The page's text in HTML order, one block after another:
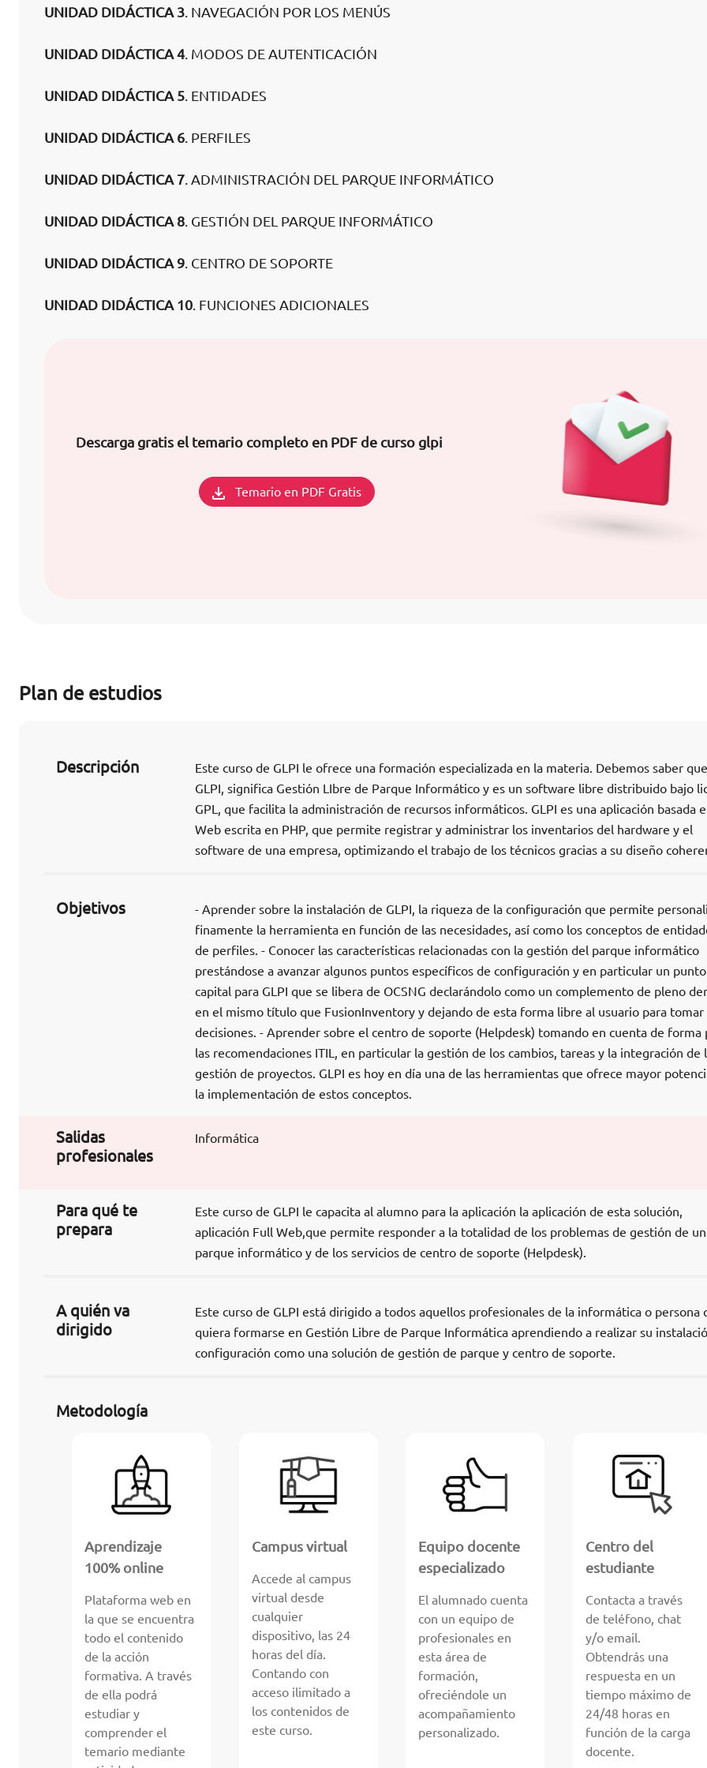
UNIDAD DIDÁCTICA 3. NAVEGACIÓN POR LOS MENÚS
UNIDAD DIDÁCTICA 4. MODOS DE AUTENTICACIÓN
UNIDAD DIDÁCTICA 5. ENTIDADES
UNIDAD DIDÁCTICA 6. PERFILES
UNIDAD DIDÁCTICA 7. ADMINISTRACIÓN DEL PARQUE INFORMÁTICO
UNIDAD DIDÁCTICA 8. GESTIÓN DEL PARQUE INFORMÁTICO
UNIDAD DIDÁCTICA 9. CENTRO DE SOPORTE
UNIDAD DIDÁCTICA 10. FUNCIONES ADICIONALES
Descarga gratis el temario completo en PDF de curso glpi
Temario en PDF Gratis
Plan de estudios
Descripción
Este curso de GLPI le ofrece una formación especializada en la materia. Debemos saber que
GLPI, significa Gestión LIbre de Parque Informático y es un software libre distribuido bajo
GPL, que facilita la administración de recursos informáticos. GLPI es una aplicación basada
Web escrita en PHP, que permite registrar y administrar los inventarios del hardware y el
software de una empresa, optimizando el trabajo de los técnicos gracias a su diseño
Objetivos
- Aprender sobre la instalación de GLPI, la riqueza de la configuración que permite
finamente la herramienta en función de las necesidades, así como los conceptos de
de perfiles. - Conocer las características relacionadas con la gestión del parque informático
prestándose a avanzar algunos puntos específicos de configuración y en particular un punto
capital para GLPI que se libera de OCSNG declarándolo como un complemento de pleno
en el mismo título que FusionInventory y dejando de esta forma libre al usuario para tomar
decisiones. - Aprender sobre el centro de soporte (Helpdesk) tomando en cuenta de forma
las recomendaciones ITIL, en particular la gestión de los cambios, tareas y la integración de
gestión de proyectos. GLPI es hoy en día una de las herramientas que ofrece mayor
la implementación de estos conceptos.
Salidas
profesionales
Informática
Para qué te
prepara
Este curso de GLPI le capacita al alumno para la aplicación la aplicación de esta solución,
aplicación Full Web,que permite responder a la totalidad de los problemas de gestión de un
parque informático y de los servicios de centro de soporte (Helpdesk).
A quién va
dirigido
Este curso de GLPI está dirigido a todos aquellos profesionales de la informática o persona
quiera formarse en Gestión Libre de Parque Informática aprendiendo a realizar su
configuración como una solución de gestión de parque y centro de soporte.
Metodología
Aprendizaje
100% online
Plataforma web en
la que se encuentra
todo el contenido
de la acción
formativa. A través
de ella podrá
estudiar y
comprender el
temario mediante
Campus virtual
Accede al campus
virtual desde
cualquier
dispositivo, las 24
horas del día.
Contando con
acceso ilimitado a
los contenidos de
este curso.
Equipo docente
especializado
El alumnado cuenta
con un equipo de
profesionales en
esta área de
formación,
ofreciéndole un
acompañamiento
personalizado.
Centro del
estudiante
Contacta a través
de teléfono, chat
y/o email.
Obtendrás una
respuesta en un
tiempo máximo de
24/48 horas en
función de la carga
docente.